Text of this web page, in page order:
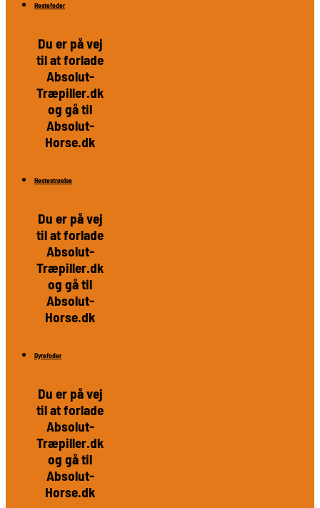
Hestefoder
Du er på vej
til at forlade
Absolut-
Træpiller.dk
og gå til
Absolut-
Horse.dk
Hestestrøelse
Du er på vej
til at forlade
Absolut-
Træpiller.dk
og gå til
Absolut-
Horse.dk
Dyrefoder
Du er på vej
til at forlade
Absolut-
Træpiller.dk
og gå til
Absolut-
Horse.dk